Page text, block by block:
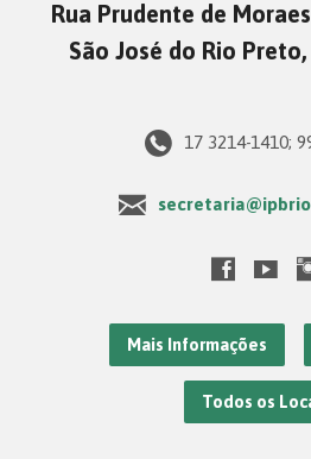
Rua Prudente de
São José do Rio
17 3214-1410;
Mais Informações
Todos os